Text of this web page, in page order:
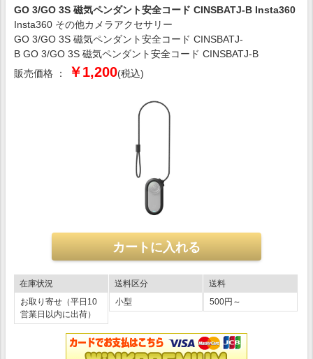
GO 3/GO 3S 磁気ペンダント安全コード CINSBATJ-B Insta360
Insta360 その他カメラアクセサリー
GO 3/GO 3S 磁気ペンダント安全コード CINSBATJ-
B GO 3/GO 3S 磁気ペンダント安全コード CINSBATJ-B
販売価格 ：
￥1,200(税込)
在庫状況
お取り寄せ（平日10
営業日以内に出荷）
送料区分
小型
送料
500円～